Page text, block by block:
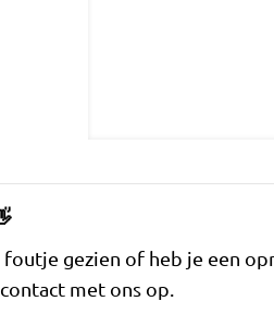
foutje gezien of heb je een
met ons op.